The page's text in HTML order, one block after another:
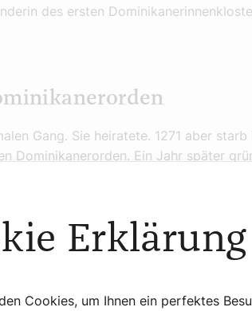
des ersten
Gang. Sie heiratete. 1271 aber starb
Dominikanerorden. Ein Jahr später
war, und ihrer Schwester
nach Santiago de
Erklärung
Cookies, um Ihnen ein perfektes